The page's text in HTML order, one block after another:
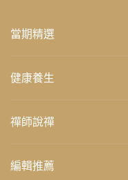
當期精選
健康養生
禪師說禪
編輯推薦